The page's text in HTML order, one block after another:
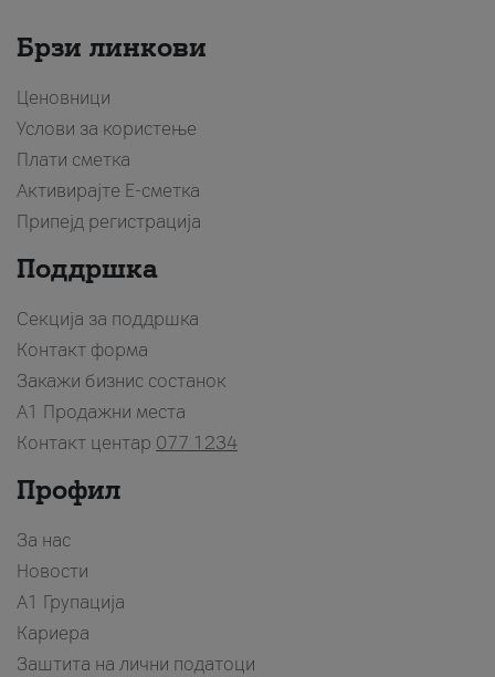
Брзи линкови
Ценовници
Услови за користење
Плати сметка
Активирајте Е-сметка
Припејд регистрација
Поддршка
Секција за поддршка
Контакт форма
Закажи бизнис состанок
A1 Продажни места
Контакт центар 077 1234
Профил
За нас
Новости
А1 Групација
Кариера
Заштита на лични податоци